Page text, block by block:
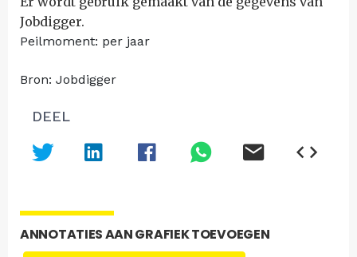
Jobdigger.
Peilmoment: per jaar
Bron: Jobdigger
DEEL
ANNOTATIES AAN GRAFIEK TOEVOEGEN